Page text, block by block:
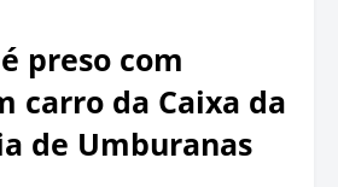
preso com
carro da Caixa da
de Umburanas